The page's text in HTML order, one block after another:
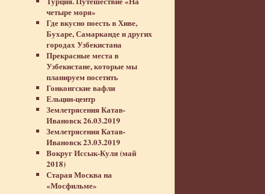
четыре моря»
Где вкусно поесть в Хиве,
Бухаре, Самарканде и других
городах Узбекистана
Прекрасные места в
Узбекистане, которые мы
планируем посетить
Гонконгские вафли
Ельцин-центр
Землетрясения Катав-
Ивановск 26.03.2019
Землетрясения Катав-
Ивановск 23.03.2019
Вокруг Иссык-Куля (май
2018)
Старая Москва на
«Мосфильме»